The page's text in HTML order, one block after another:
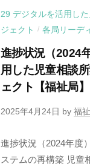
29 デジタルを活用し
ジェクト
/ 各局リーデ
進捗状況（2024
用した児童相談
ェクト【福祉局】
2025年4月24日 by 福
進捗状況（2024年度
ステムの再構築 児童